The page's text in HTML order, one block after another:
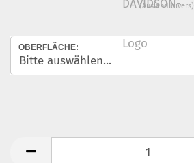
(Ausland divers)
OBERFLÄCHE: